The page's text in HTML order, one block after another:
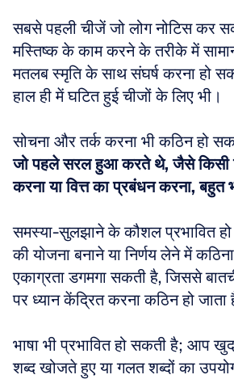
सबसे पहली चीजें जो लोग नोटिस कर
मस्तिष्क के काम करने के तरीके में
मतलब स्मृति के साथ संघर्ष करना हो
हाल ही में घटित हुई चीजों के लिए भी।
सोचना और तर्क करना भी कठिन हो
जो पहले सरल हुआ करते थे, जैसे किसी
करना या वित्त का प्रबंधन करना,
समस्या-सुलझाने के कौशल प्रभावित
की योजना बनाने या निर्णय लेने में
एकाग्रता डगमगा सकती है, जिससे
पर ध्यान केंद्रित करना कठिन हो जाता
भाषा भी प्रभावित हो सकती है; आप
शब्द खोजते हुए या गलत शब्दों का